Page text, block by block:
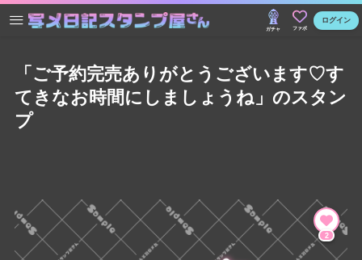
ガチャ ファボ
ログイン
「ご予約完売ありがとうございます♡す
てきなお時間にしましょうね」のスタン
プ
2